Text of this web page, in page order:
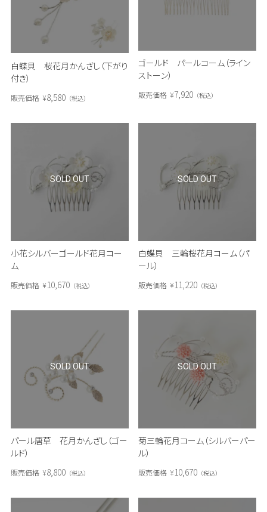
白蝶貝 桜花月かんざし（下がり
付き）
販売価格 ¥8,580 税込
ゴールド パールコーム（ライン
ストーン）
販売価格 ¥7,920 税込
小花シルバーゴールド花月コー
ム
販売価格 ¥10,670 税込
SOLD OUT
白蝶貝 三輪桜花月コーム（パ
ール）
販売価格 ¥11,220 税込
SOLD OUT
パール唐草 花月かんざし（ゴー
ルド）
販売価格 ¥8,800 税込
SOLD OUT
菊三輪花月コーム（シルバーパー
ル）
販売価格 ¥10,670 税込
SOLD OUT